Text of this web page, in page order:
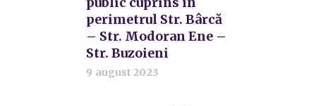
perimetrul Str. Bârcă
– Str. Modoran Ene –
Str. Buzoieni
9 august 2023